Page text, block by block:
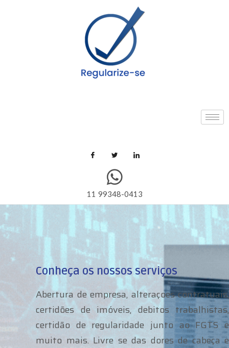
11 99348-0413
Conheça os nossos serviços
Abertura de empresa, alteraçoes contratuais,
certidões de imóveis, debitos trabalhistas,
certidão de regularidade junto ao FGTS e
muito mais. Livre se das dores de cabeça e